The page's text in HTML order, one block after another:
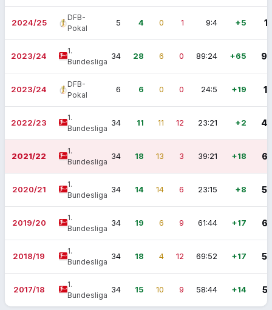
2024/25
DFB-
Pokal
5 4 0 1 9:4 +5
2023/24
1.
Bundesliga
34 28 6 0 89:24 +65
2023/24
DFB-
Pokal
6 6 0 0 24:5 +19
2022/23
1.
Bundesliga
34 11 11 12 23:21 +2
2021/22
1.
Bundesliga
34 18 13 3 39:21 +18
2020/21
1.
Bundesliga
34 14 14 6 23:15 +8
2019/20
1.
Bundesliga
34 19 6 9 61:44 +17
2018/19
1.
Bundesliga
34 18 4 12 69:52 +17
2017/18
1.
Bundesliga
34 15 10 9 58:44 +14